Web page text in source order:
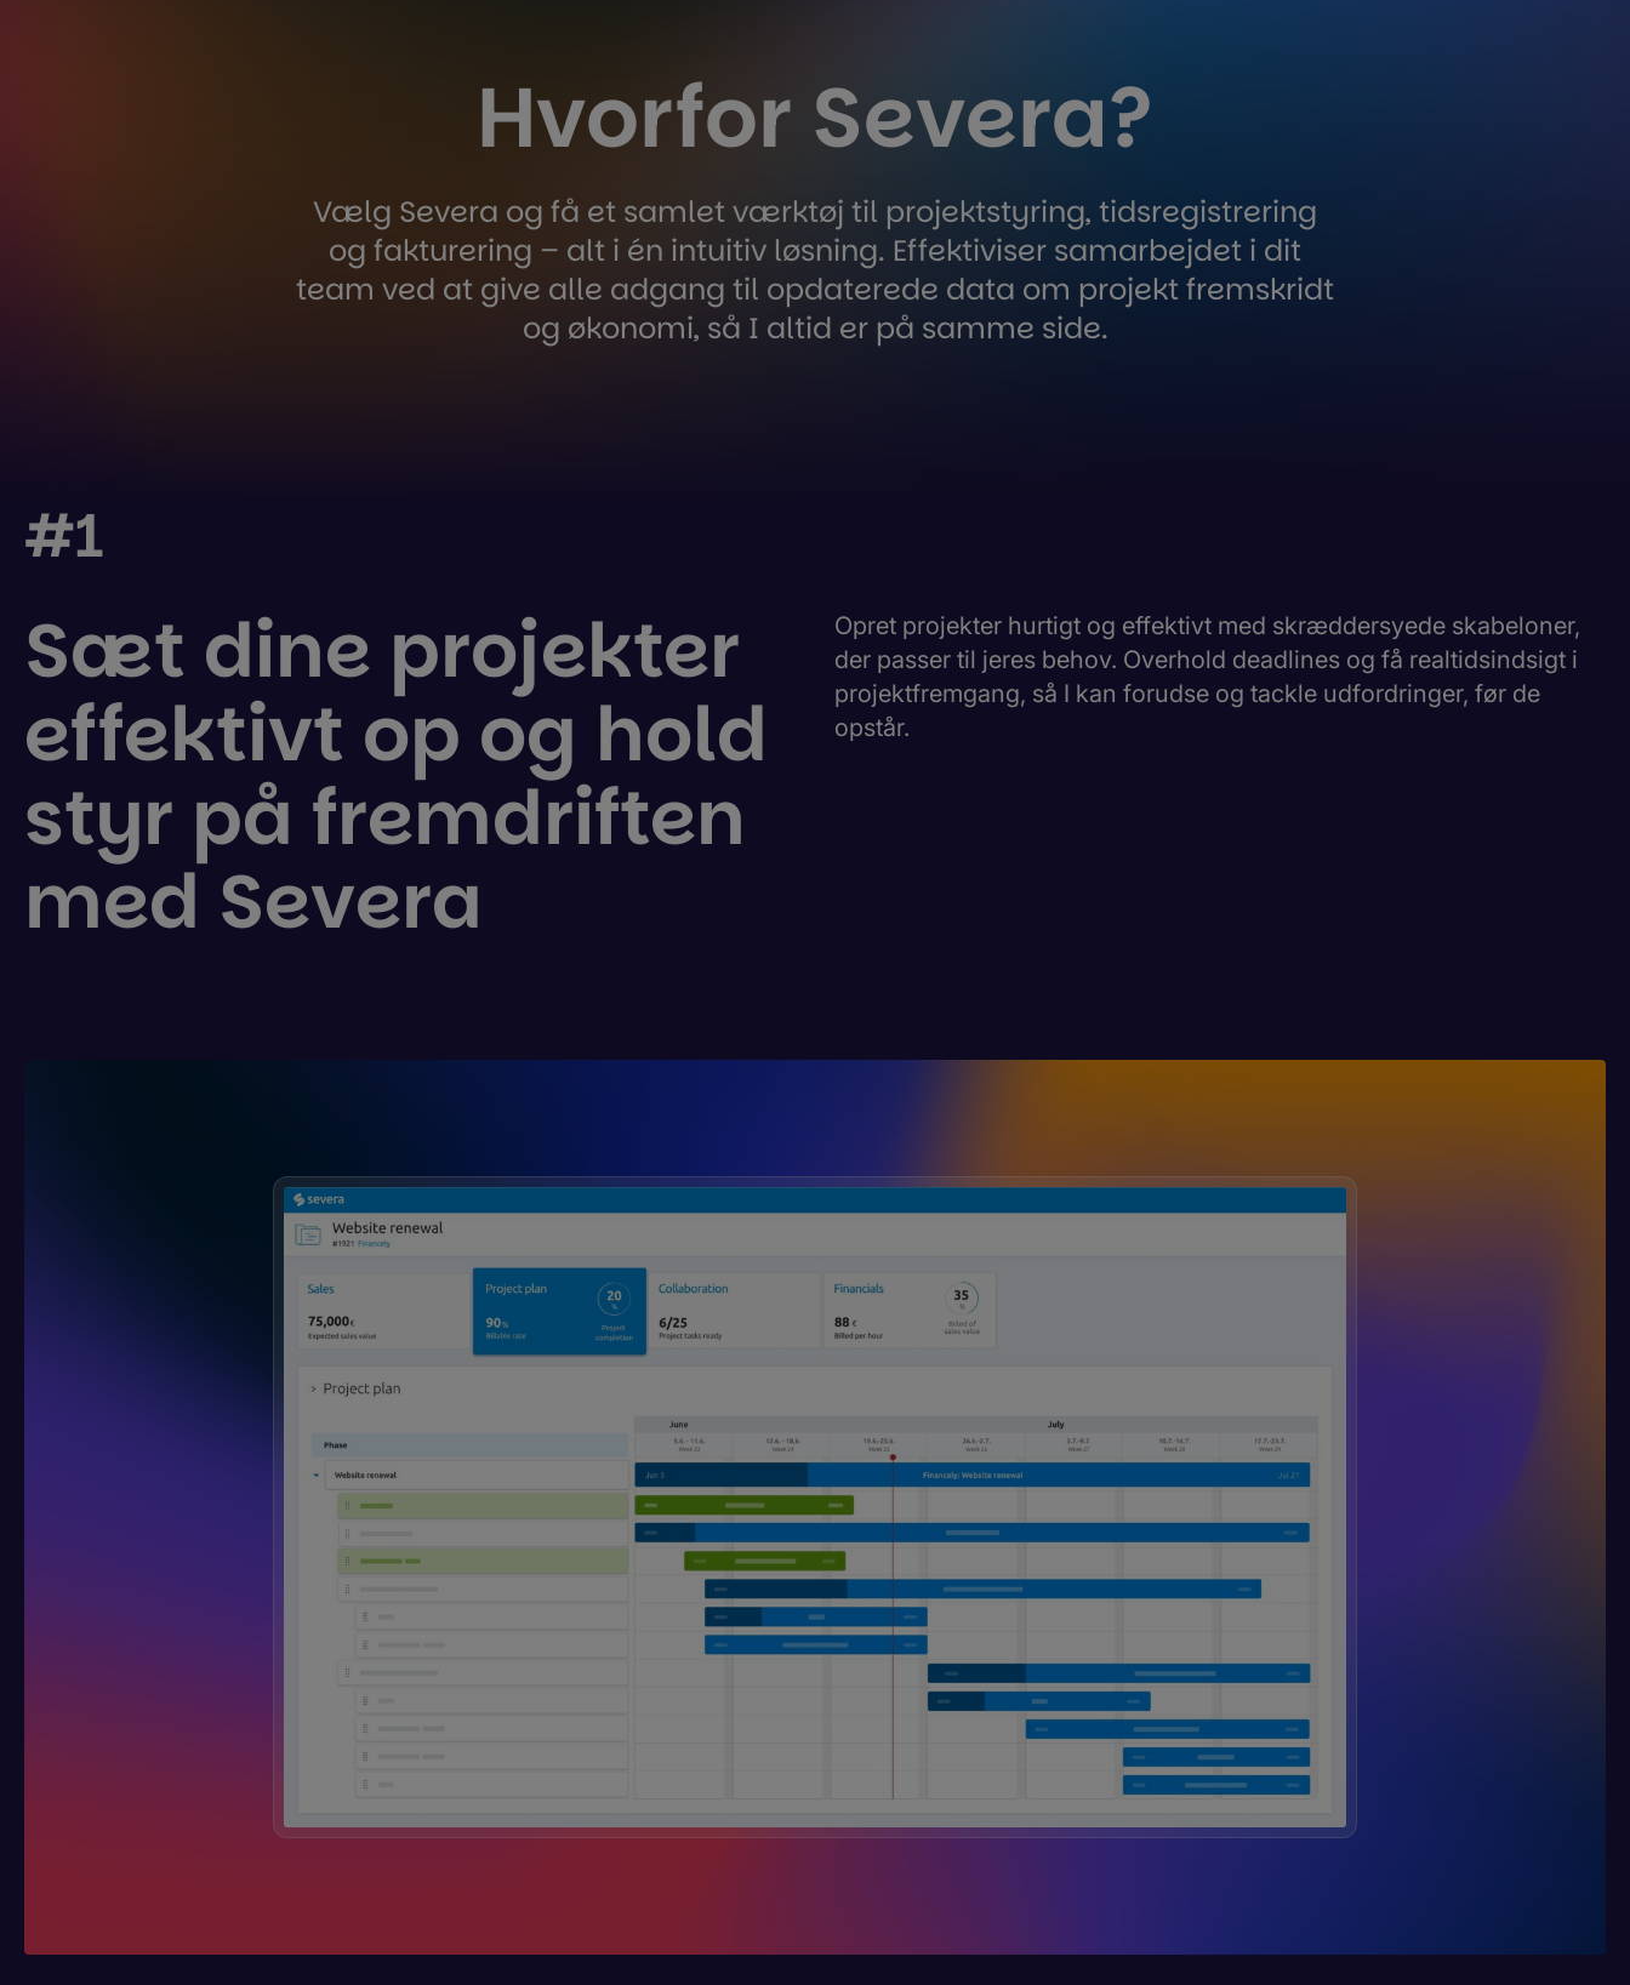
Hvorfor Severa?
Vælg Severa og få et samlet værktøj til projektstyring, tidsregistrering
og fakturering – alt i én intuitiv løsning. Effektiviser samarbejdet i dit
team ved at give alle adgang til opdaterede data om projekt fremskridt
og økonomi, så I altid er på samme side.
#1
Sæt dine projekter
effektivt op og hold
styr på fremdriften
med Severa
Opret projekter hurtigt og effektivt med skræddersyede skabeloner,
der passer til jeres behov. Overhold deadlines og få realtidsindsigt i
projektfremgang, så I kan forudse og tackle udfordringer, før de
opstår.